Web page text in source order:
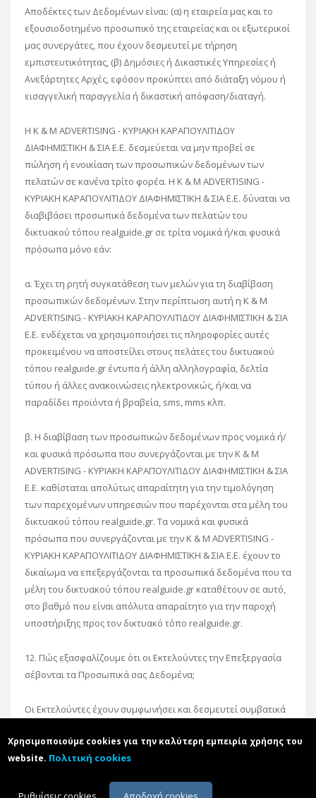
Αποδέκτες των Δεδομένων είναι: (α) η εταιρεία μας και το
εξουσιοδοτημένο προσωπικό της εταιρείας και οι εξωτερικοί
μας συνεργάτες, που έχουν δεσμευτεί με τήρηση
εμπιστευτικότητας, (β) Δημόσιες ή Δικαστικές Υπηρεσίες ή
Ανεξάρτητες Αρχές, εφόσον προκύπτει από διάταξη νόμου ή
εισαγγελική παραγγελία ή δικαστική απόφαση/διαταγή.
Η K & M ADVERTISING - ΚΥΡΙΑΚΗ ΚΑΡΑΠΟΥΛΙΤΙΔΟΥ
ΔΙΑΦΗΜΙΣΤΙΚΗ & ΣΙΑ Ε.Ε. δεσμεύεται να μην προβεί σε
πώληση ή ενοικίαση των προσωπικών δεδομένων των
πελατών σε κανένα τρίτο φορέα. Η K & M ADVERTISING -
ΚΥΡΙΑΚΗ ΚΑΡΑΠΟΥΛΙΤΙΔΟΥ ΔΙΑΦΗΜΙΣΤΙΚΗ & ΣΙΑ Ε.Ε. δύναται να
διαβιβάσει προσωπικά δεδομένα των πελατών του
δικτυακού τόπου realguide.gr σε τρίτα νομικά ή/και φυσικά
πρόσωπα μόνο εάν:
α. Έχει τη ρητή συγκατάθεση των μελών για τη διαβίβαση
προσωπικών δεδομένων. Στην περίπτωση αυτή η K & M
ADVERTISING - ΚΥΡΙΑΚΗ ΚΑΡΑΠΟΥΛΙΤΙΔΟΥ ΔΙΑΦΗΜΙΣΤΙΚΗ & ΣΙΑ
Ε.Ε. ενδέχεται να χρησιμοποιήσει τις πληροφορίες αυτές
προκειμένου να αποστείλει στους πελάτες του δικτυακού
τόπου realguide.gr έντυπα ή άλλη αλληλογραφία, δελτία
τύπου ή άλλες ανακοινώσεις ηλεκτρονικώς, ή/και να
παραδίδει προϊόντα ή βραβεία, sms, mms κλπ.
β. Η διαβίβαση των προσωπικών δεδομένων προς νομικά ή/
και φυσικά πρόσωπα που συνεργάζονται με την K & M
ADVERTISING - ΚΥΡΙΑΚΗ ΚΑΡΑΠΟΥΛΙΤΙΔΟΥ ΔΙΑΦΗΜΙΣΤΙΚΗ & ΣΙΑ
Ε.Ε. καθίσταται απολύτως απαραίτητη για την τιμολόγηση
των παρεχομένων υπηρεσιών που παρέχονται στα μέλη του
δικτυακού τόπου realguide.gr. Τα νομικά και φυσικά
πρόσωπα που συνεργάζονται με την K & M ADVERTISING -
ΚΥΡΙΑΚΗ ΚΑΡΑΠΟΥΛΙΤΙΔΟΥ ΔΙΑΦΗΜΙΣΤΙΚΗ & ΣΙΑ Ε.Ε. έχουν το
δικαίωμα να επεξεργάζονται τα προσωπικά δεδομένα που τα
μέλη του δικτυακού τόπου realguide.gr καταθέτουν σε αυτό,
στο βαθμό που είναι απόλυτα απαραίτητο για την παροχή
υποστήριξης προς τον δικτυακό τόπο realguide.gr.
12. Πώς εξασφαλίζουμε ότι οι Εκτελούντες την Επεξεργασία
σέβονται τα Προσωπικά σας Δεδομένα;
Οι Εκτελούντες έχουν συμφωνήσει και δεσμευτεί συμβατικά
▪ να τηρούν εχεμύθεια,
εταιρείας
Χρησιμοποιούμε cookies για την καλύτερη εμπειρία χρήσης του
website. Πολιτική cookies